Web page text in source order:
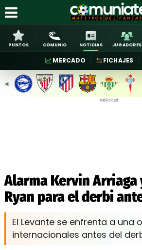
PUNTOS COMUNIO NOTICIAS JUGADORES
MERCADO FICHAJES
◀︎
Publicidad
Alarma Kervin Arriaga
Ryan para el derbi
El Levante se enfrenta a una
internacionales antes del